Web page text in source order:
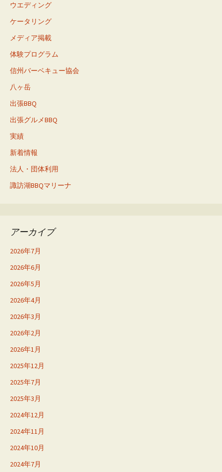
ウエディング
ケータリング
メディア掲載
体験プログラム
信州バーベキュー協会
八ヶ岳
出張BBQ
出張グルメBBQ
実績
新着情報
法人・団体利用
諏訪湖BBQマリーナ
アーカイブ
2026年7月
2026年6月
2026年5月
2026年4月
2026年3月
2026年2月
2026年1月
2025年12月
2025年7月
2025年3月
2024年12月
2024年11月
2024年10月
2024年7月